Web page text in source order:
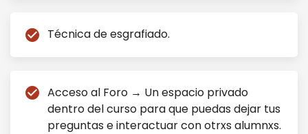
check_circle Técnica de esgrafiado.
check_circle Acceso al Foro → Un espacio privado
dentro del curso para que puedas dejar tus
preguntas e interactuar con otrxs alumnxs.